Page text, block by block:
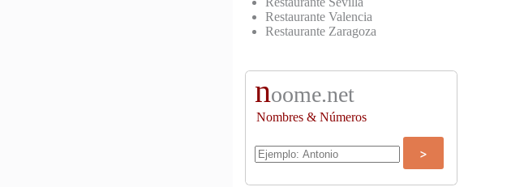
Restaurante Valencia
Restaurante Zaragoza
noome.net
Nombres & Números